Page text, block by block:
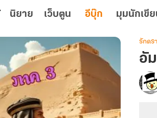
นิยาย เว็บตูน อีบุ๊ก มุมนักเขี
รักดร
อั
เรื่อง
อัมพุ